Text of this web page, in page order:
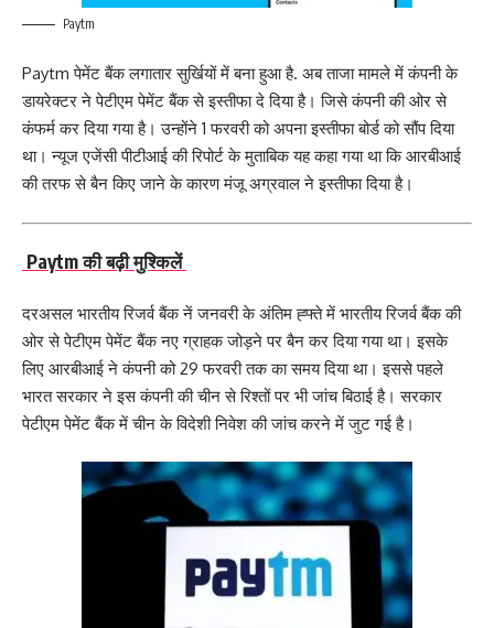
Paytm
Paytm पेमेंट बैंक लगातार सुर्खियों में बना हुआ है. अब ताजा मामले में कंपनी के
डायरेक्टर ने पेटीएम पेमेंट बैंक से इस्तीफा दे दिया है। जिसे कंपनी की ओर से
कंफर्म कर दिया गया है। उन्होंने 1 फरवरी को अपना इस्तीफा बोर्ड को सौंप दिया
था। न्यूज एजेंसी पीटीआई की रिपोर्ट के मुताबिक यह कहा गया था कि आरबीआई
की तरफ से बैन किए जाने के कारण मंजू अग्रवाल ने इस्तीफा दिया है।
Paytm की बढ़ी मुश्किलें
दरअसल भारतीय रिजर्व बैंक नें जनवरी के अंतिम ह्फ्ते में भारतीय रिजर्व बैंक की
ओर से पेटीएम पेमेंट बैंक नए ग्राहक जोड़ने पर बैन कर दिया गया था। इसके
लिए आरबीआई ने कंपनी को 29 फरवरी तक का समय दिया था। इससे पहले
भारत सरकार ने इस कंपनी की चीन से रिश्तों पर भी जांच बिठाई है। सरकार
पेटीएम पेमेंट बैंक में चीन के विदेशी निवेश की जांच करने में जुट गई है।